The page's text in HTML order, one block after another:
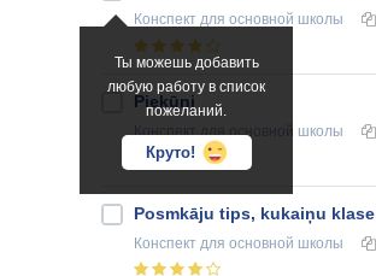
Ты можешь добавить
любую работу в список
пожеланий.
Круто!
Конспект для основной школы
Piekūni
Конспектдля основной школы
Posmkāju tips, kukaiņu klase
Конспект для основной школы